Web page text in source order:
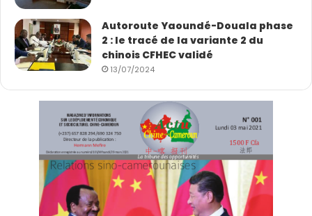
Autoroute Yaoundé-Douala phase
2 : le tracé de la variante 2 du
chinois CFHEC validé
13/07/2024